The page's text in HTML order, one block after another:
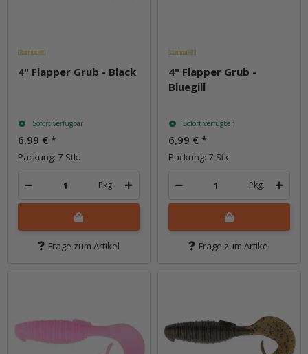
4" Flapper Grub - Black
Sofort verfügbar
6,99 € *
Packung: 7 Stk.
Pkg.
Frage zum Artikel
4" Flapper Grub -
Bluegill
Sofort verfügbar
6,99 € *
Packung: 7 Stk.
Pkg.
Frage zum Artikel